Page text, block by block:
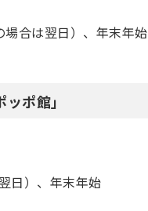
合は翌日）、年末年始
ポ館」
日）、年末年始